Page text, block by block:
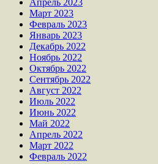
Март 2023
Февраль 2023
Январь 2023
Декабрь 2022
Ноябрь 2022
Октябрь 2022
Сентябрь 2022
Август 2022
Июль 2022
Июнь 2022
Май 2022
Апрель 2022
Март 2022
Февраль 2022